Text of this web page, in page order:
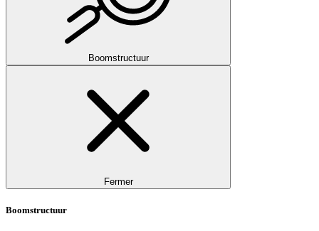
Boomstructuur
Fermer
Boomstructuur